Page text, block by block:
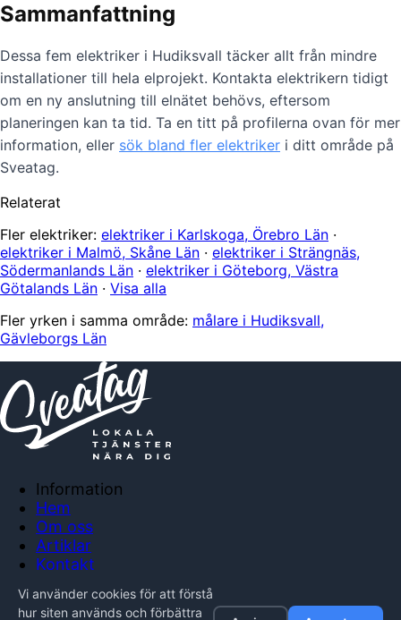
Sammanfattning
Dessa fem elektriker i Hudiksvall täcker allt från mindre
installationer till hela elprojekt. Kontakta elektrikern tidigt
om en ny anslutning till elnätet behövs, eftersom
planeringen kan ta tid. Ta en titt på profilerna ovan för mer
information, eller sök bland fler elektriker i ditt område på
Sveatag.
Relaterat
Fler elektriker: elektriker i Karlskoga, Örebro Län ·
elektriker i Malmö, Skåne Län · elektriker i Strängnäs,
Södermanlands Län · elektriker i Göteborg, Västra
Götalands Län · Visa alla
Fler yrken i samma område: målare i Hudiksvall,
Gävleborgs Län
Information
Hem
Om oss
Artiklar
Kontakt
Integritetspolicy
Vi använder cookies för att förstå
hur siten används och förbättra